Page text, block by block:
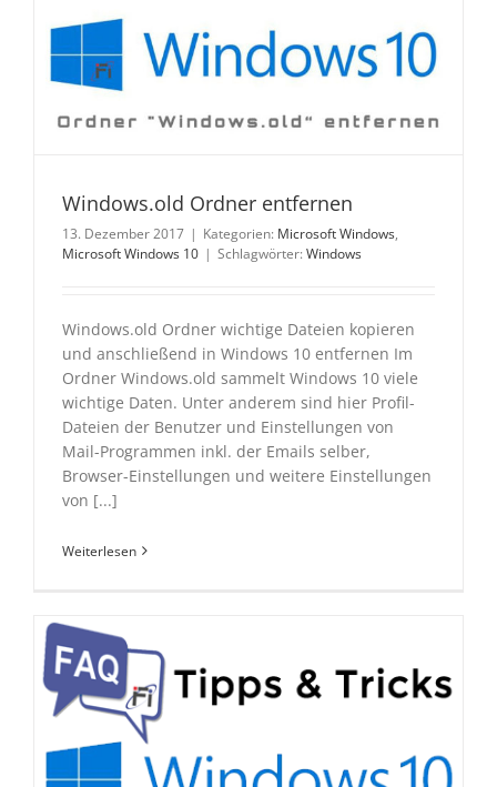
Windows.old Ordner entfernen
13. Dezember 2017 | Kategorien: Microsoft Windows,
Microsoft Windows 10 | Schlagwörter: Windows
Windows.old Ordner wichtige Dateien kopieren
und anschließend in Windows 10 entfernen Im
Ordner Windows.old sammelt Windows 10 viele
wichtige Daten. Unter anderem sind hier Profil-
Dateien der Benutzer und Einstellungen von
Mail-Programmen inkl. der Emails selber,
Browser-Einstellungen und weitere Einstellungen
von [...]
Weiterlesen